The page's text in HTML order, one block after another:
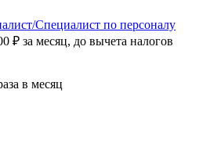
Специалист по персоналу
₽ за месяц, до вычета налогов
в месяц